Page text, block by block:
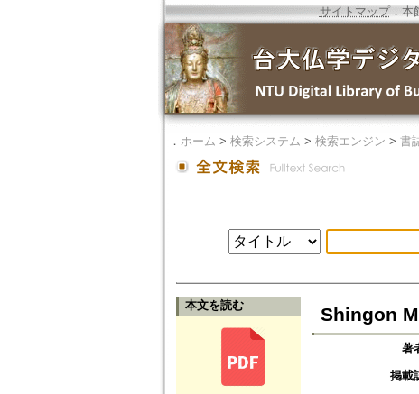
サイトマップ．本
． ホーム > 検索システム > 検索エンジン > 書
本文を読む Shingon
著
掲載